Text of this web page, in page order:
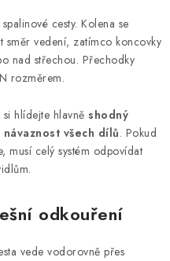
cesty. Kolena se
směr vedení, zatímco koncovky
nad střechou. Přechodky
rozměrem.
hlídejte hlavně shodný
všech dílů. Pokud
musí celý systém odpovídat
odkouření
vede vodorovně přes